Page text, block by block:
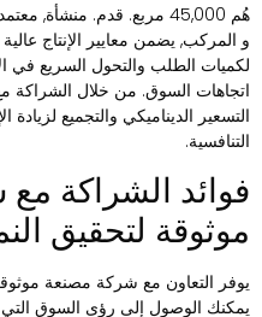
هُم 45,000 مربع. قدم. منشأة,
المركب, يضمن معايير الإنتاج عالية
السوق. من خلال الشراكة مع
الديناميكي والتجميع لزيادة
الشراكة مع
لتحقيق
الوصول إلى رؤى السوق التي